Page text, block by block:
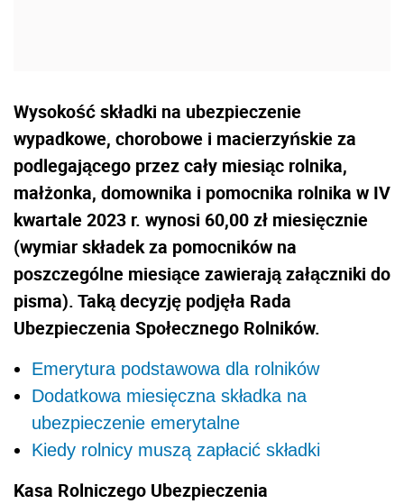
Wysokość składki na ubezpieczenie
wypadkowe, chorobowe i macierzyńskie za
podlegającego przez cały miesiąc rolnika,
małżonka, domownika i pomocnika rolnika w IV
kwartale 2023 r. wynosi 60,00 zł miesięcznie
(wymiar składek za pomocników na
poszczególne miesiące zawierają załączniki do
pisma). Taką decyzję podjęła Rada
Ubezpieczenia Społecznego Rolników.
Emerytura podstawowa dla rolników
Dodatkowa miesięczna składka na
ubezpieczenie emerytalne
Kiedy rolnicy muszą zapłacić składki
Kasa Rolniczego Ubezpieczenia